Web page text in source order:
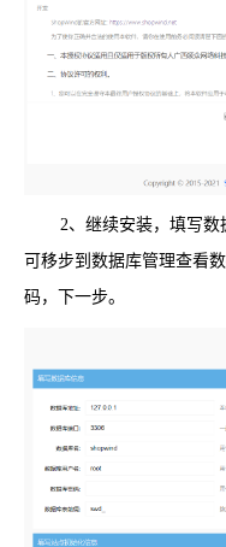
2、继续安装，填写数
可移步到数据库管理查看
码，下一步。